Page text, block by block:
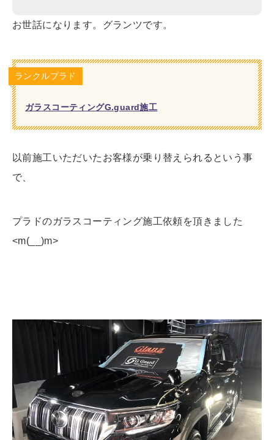
お世話になります。グランツです。
ランクルプラド
ガラスコーティングG.guard施工
以前施工いただいたお客様が乗り替えられるという事
で、
プラドのガラスコーティング施工依頼を頂きました
<m(__)m>